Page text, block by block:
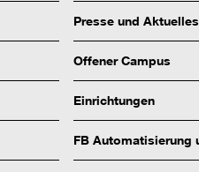
Presse und Aktuelles
Offener Campus
Einrichtungen
FB Automatisierung